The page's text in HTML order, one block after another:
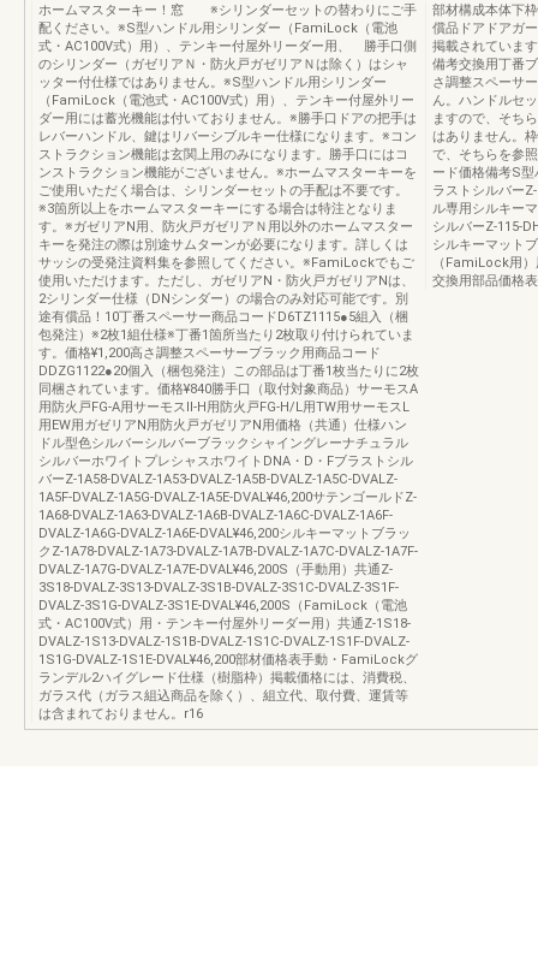
ホームマスターキー！窓 ※シリンダーセットの替わりにご手
配ください。※S型ハンドル用シリンダー（FamiLock（電池
式・AC100V式）用）、テンキー付屋外リーダー用、 勝手口側
のシリンダー（ガゼリアＮ・防火戸ガゼリアＮは除く）はシャ
ッター付仕様ではありません。※S型ハンドル用シリンダー
（FamiLock（電池式・AC100V式）用）、テンキー付屋外リー
ダー用には蓄光機能は付いておりません。※勝手口ドアの把手は
レバーハンドル、鍵はリバーシブルキー仕様になります。※コン
ストラクション機能は玄関上用のみになります。勝手口にはコ
ンストラクション機能がございません。※ホームマスターキーを
ご使用いただく場合は、シリンダーセットの手配は不要です。
※3箇所以上をホームマスターキーにする場合は特注となりま
す。※ガゼリアN用、防火戸ガゼリアＮ用以外のホームマスター
キーを発注の際は別途サムターンが必要になります。詳しくは
サッシの受発注資料集を参照してください。※FamiLockでもご
使用いただけます。ただし、ガゼリアN・防火戸ガゼリアNは、
2シリンダー仕様（DNシンダー）の場合のみ対応可能です。別
途有償品！10丁番スペーサー商品コードD6TZ1115●5組入（梱
包発注）※2枚1組仕様※丁番1箇所当たり2枚取り付けられていま
す。価格¥1,200高さ調整スペーサーブラック用商品コード
DDZG1122●20個入（梱包発注）この部品は丁番1枚当たりに2枚
同梱されています。価格¥840勝手口（取付対象商品）サーモスA
用防火戸FG-A用サーモスⅡ-H用防火戸FG-H/L用TW用サーモスL
用EW用ガゼリアN用防火戸ガゼリアN用価格（共通）仕様ハン
ドル型色シルバーシルバーブラックシャイングレーナチュラル
シルバーホワイトプレシャスホワイトDNA・D・Fブラストシル
バーZ-1A58-DVALZ-1A53-DVALZ-1A5B-DVALZ-1A5C-DVALZ-
1A5F-DVALZ-1A5G-DVALZ-1A5E-DVAL¥46,200サテンゴールドZ-
1A68-DVALZ-1A63-DVALZ-1A6B-DVALZ-1A6C-DVALZ-1A6F-
DVALZ-1A6G-DVALZ-1A6E-DVAL¥46,200シルキーマットブラッ
クZ-1A78-DVALZ-1A73-DVALZ-1A7B-DVALZ-1A7C-DVALZ-1A7F-
DVALZ-1A7G-DVALZ-1A7E-DVAL¥46,200S（手動用）共通Z-
3S18-DVALZ-3S13-DVALZ-3S1B-DVALZ-3S1C-DVALZ-3S1F-
DVALZ-3S1G-DVALZ-3S1E-DVAL¥46,200S（FamiLock（電池
式・AC100V式）用・テンキー付屋外リーダー用）共通Z-1S18-
DVALZ-1S13-DVALZ-1S1B-DVALZ-1S1C-DVALZ-1S1F-DVALZ-
1S1G-DVALZ-1S1E-DVAL¥46,200部材価格表手動・FamiLockグ
ランデル2ハイグレード仕様（樹脂枠）掲載価格には、消費税、
ガラス代（ガラス組込商品を除く）、組立代、取付費、運賃等
は含まれておりません。r16
部材構成本体下
償品ドアドアガ
掲載されていま
備考交換用丁番
さ調整スペーサ
ん。ハンドルセ
ますので、そち
はありません。
で、そちらを参
ード価格備考S
ラストシルバー
ル専用シルキー
シルバーZ-115-
シルキーマット
（FamiLock用
交換用部品価格